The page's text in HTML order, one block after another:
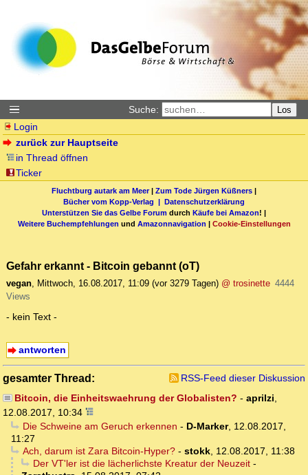
Suche: Los
Login
zurück zur Hauptseite
in Thread öffnen
Ticker
Fluchtburg autark am Meer| Zum Tode Jürgen Küßners |
Bücher vom Kopp-Verlag | Datenschutzerklärung
Unterstützen Sie das Gelbe Forum durch Käufe bei Amazon! |
Weitere Buchempfehlungen und Amazonnavigation | Cookie-Einstellungen
Gefahr erkannt - Bitcoin gebannt (oT)
vegan, Mittwoch, 16.08.2017, 11:09 (vor 3279 Tagen) @ trosinette 4444
Views
- kein Text -
antworten
gesamter Thread:
RSS-Feed dieser Diskussion
Bitcoin, die Einheitswaehrung der Globalisten? - aprilzi,
12.08.2017, 10:34
Die Schweine am Geruch erkennen - D-Marker, 12.08.2017,
11:27
Ach, darum ist Zara Bitcoin-Hyper?- stokk, 12.08.2017, 11:38
Der VT'ler ist die lächerlichste Kreatur der Neuzeit-